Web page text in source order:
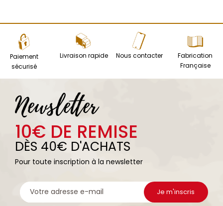
Paiement
sécurisé
Livraison rapide Nous contacter
Fabrication
Française
Newsletter
10€ DE REMISE
DÈS 40€ D'ACHATS
Pour toute inscription à la newsletter